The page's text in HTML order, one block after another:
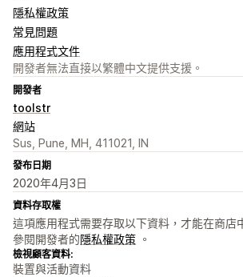
隱私權政策
常見問題
應用程式文件
開發者無法直接以繁體中文提供支援。
開發者
toolstr
網站
Sus, Pune, MH, 411021, IN
發布日期
2020年4月3日
資料存取權
這項應用程式需要存取以下資料，才能在商店
參閱開發者的隱私權政策 。
檢視顧客資料:
裝置與活動資料